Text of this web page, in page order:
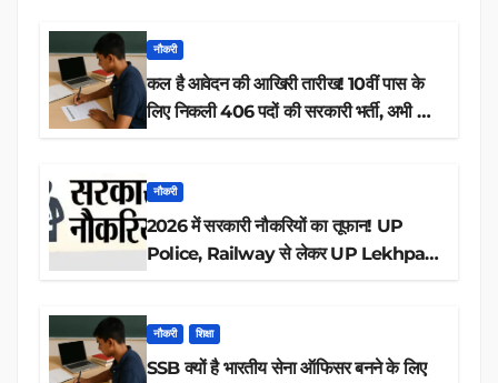
नौकरी
कल है आवेदन की आखिरी तारीख! 10वीं पास के
लिए निकली 406 पदों की सरकारी भर्ती, अभी करें
नौकरी
2026 में सरकारी नौकरियों का तूफान! UP
Police, Railway से लेकर UP Lekhpal
नौकरी शिक्षा
SSB क्यों है भारतीय सेना ऑफिसर बनने के लिए